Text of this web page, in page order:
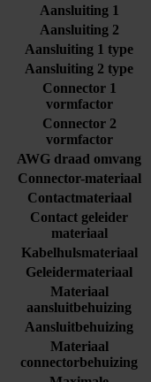
Aansluiting 1
Aansluiting 2
Aansluiting 1 type
Aansluiting 2 type
Connector 1
vormfactor
Connector 2
vormfactor
AWG draad omvang
Connector-materiaal
Contactmateriaal
Contact geleider
materiaal
Kabelhulsmateriaal
Geleidermateriaal
Materiaal
aansluitbehuizing
Aansluitbehuizing
Materiaal
connectorbehuizing